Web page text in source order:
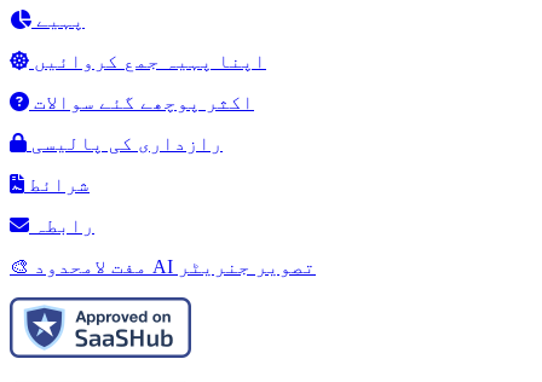
پہیے
اپنا پہیہ جمع کروائیں
اکثر پوچھے گئے سوالات
رازداری کی پالیسی
شرائط
رابطہ
🎨 مفت لامحدود AI تصویر جنریٹر